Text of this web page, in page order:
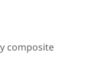
composite